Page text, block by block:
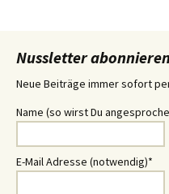
Nussletter
Neue Beiträge immer sofort
Name (so wirst Du
E-Mail Adresse (notwendig)*